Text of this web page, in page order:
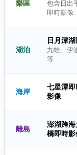
樂區
包含日出
即時影像
湖泊
日月潭
九蛙、伊
等
海岸
七星潭即
影像
離島
澎湖跨海
橋即時影